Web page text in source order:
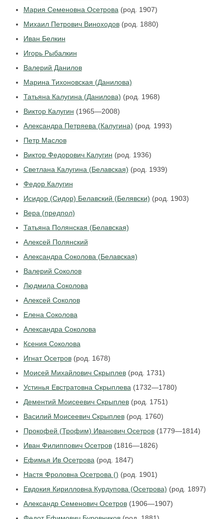
Мария Семеновна Осетрова(род. 1907)
Михаил Петрович Виноходов(род. 1880)
Иван Белкин
Игорь Рыбалкин
Валерий Данилов
Марина Тихоновская (Данилова)
Татьяна Калугина (Данилова) (род. 1968)
Виктор Калугин (1965—2008)
Александра Петряева (Калугина) (род. 1993)
Петр Маслов
Виктор Федорович Калугин (род. 1936)
Светлана Калугина (Белавская) (род. 1939)
Федор Калугин
Исидор (Сидор) Белавский (Белявски) (род. 1903)
Вера (предпол)
Татьяна Полянская (Белавская)
Алексей Полянский
Александра Соколова (Белавская)
Валерий Соколов
Людмила Соколова
Алексей Соколов
Елена Соколова
Александра Соколова
Ксения Соколова
Игнат Осетров(род. 1678)
Моисей Михайлович Скрыплев(род. 1731)
Устинья Евстратовна Скрыплева(1732—1780)
Дементий Моисеевич Скрыплев(род. 1751)
Василий Моисеевич Скрыплев(род. 1760)
Прокофей (Трофим) Иванович Осетров(1779—1814)
Иван Филиппович Осетров(1816—1826)
Ефимья Ив Осетрова(род. 1847)
Настя Фроловна Осетрова () (род. 1901)
Евдокия Кирилловна Курдупова (Осетрова) (род. 1897)
Александр Семенович Осетров(1906—1907)